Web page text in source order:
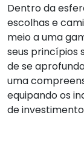
Dentro da
escolhas e
meio a uma
seus princípios
de se
uma
equipando os
de